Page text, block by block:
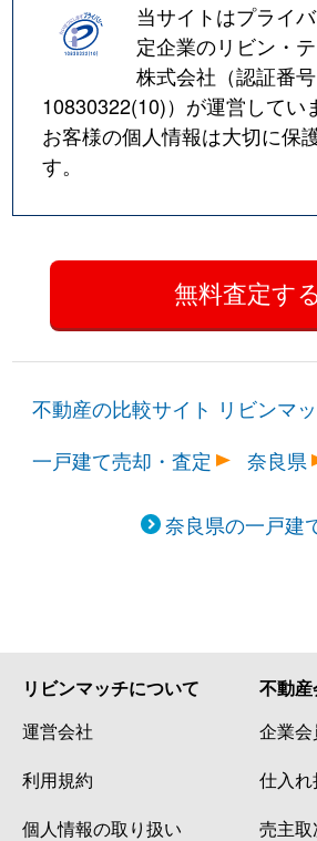
当サイトはプライ
定企業のリビン・
株式会社（認証番号
10830322(10)）が運営してい
お客様の個人情報は大切に保
す。
不動産の比較サイト リビンマ
一戸建て売却・査定
奈良県
奈良県の一戸建
リビンマッチについて
運営会社
利用規約
個人情報の取り扱い
不動
企業
仕入
売主取